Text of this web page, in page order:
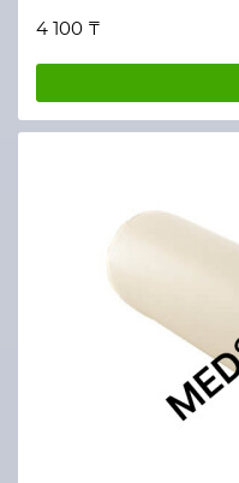
4 100 ₸